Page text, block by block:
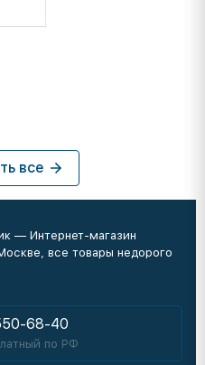
все
— Интернет-магазин
все товары недорого
68-40
по РФ